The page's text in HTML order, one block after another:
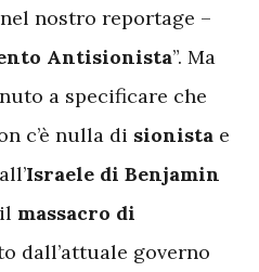
nostro reportage –
Antisionista”. Ma
a specificare che
c’è nulla di sionista e
Israele di Benjamin
massacro di
dall’attuale governo